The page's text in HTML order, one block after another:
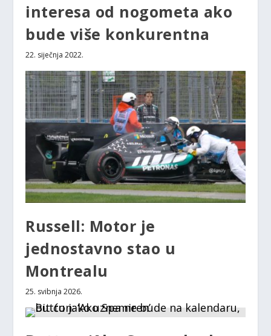
interesa od nogometa ako
bude više konkurentna
22. siječnja 2022.
Russell: Motor je
jednostavno stao u
Montrealu
25. svibnja 2026.